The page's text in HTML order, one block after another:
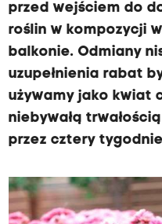
przed wejściem do
roślin w kompozycji
balkonie. Odmiany
uzupełnienia rabat
używamy jako kwiat
niebywałą
przez cztery